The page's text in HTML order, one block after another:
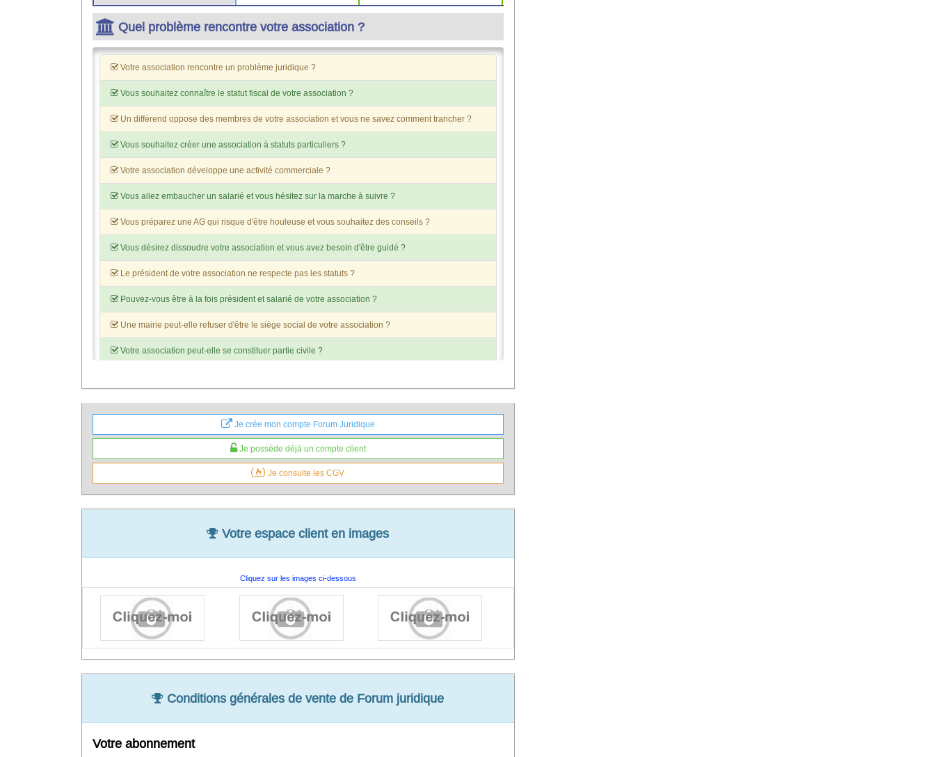
Quel problème rencontre votre association ?
Votre association rencontre un problème juridique ?
Vous souhaitez connaître le statut fiscal de votre association ?
Un différend oppose des membres de votre association et vous ne savez comment trancher ?
Vous souhaitez créer une association à statuts particuliers ?
Votre association développe une activité commerciale ?
Vous allez embaucher un salarié et vous hésitez sur la marche à suivre ?
Vous préparez une AG qui risque d'être houleuse et vous souhaitez des conseils ?
Vous désirez dissoudre votre association et vous avez besoin d'être guidé ?
Le président de votre association ne respecte pas les statuts ?
Pouvez-vous être à la fois président et salarié de votre association ?
Une mairie peut-elle refuser d'être le siège social de votre association ?
Votre association peut-elle se constituer partie civile ?
Vous souhaitez créer une association de locataires, de consommateurs, etc..
Attention, les questions ne doivent porter que sur le domaine associatif (le droit des sociétés ou des
particuliers n'est pas traité).
Réponse complète avec le texte de référence (si nécessaire) sous 24 heures maximum
Je crée mon compte Forum Juridique
Je possède déjà un compte client
Je consulte les CGV
Votre espace client en images
Cliquez sur les images ci-dessous
Conditions générales de vente de Forum juridique
Votre abonnement